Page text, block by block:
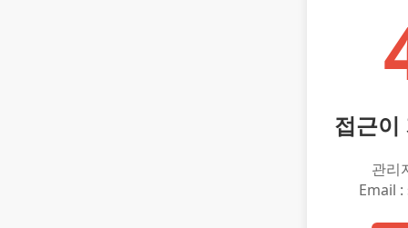
접근이
관리
Email